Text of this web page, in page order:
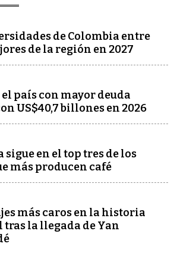
de Colombia entre
de la región en 2027
el país con mayor deuda
US$40,7 billones en 2026
sigue en el top tres de los
más producen café
más caros en la historia
tras la llegada de Yan